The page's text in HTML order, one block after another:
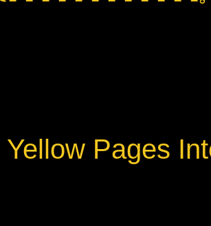
Pages